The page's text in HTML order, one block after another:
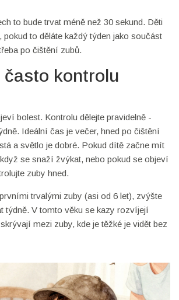
to bude trvat méně než 30 sekund. Děti
to děláte každý týden jako součást
po čištění zubů.
často kontrolu
bolest. Kontrolu dělejte pravidelně -
Ideální čas je večer, hned po čištění
a světlo je dobré. Pokud dítě začne mít
se snaží žvýkat, nebo pokud se objeví
zuby hned.
trvalými zuby (asi od 6 let), zvýšte
týdně. V tomto věku se kazy rozvíjejí
mezi zuby, kde je těžké je vidět bez